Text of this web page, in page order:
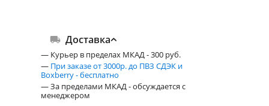
Доставка
— Курьер в пределах МКАД - 300 руб.
— При заказе от 3000р. до ПВЗ СДЭК и
Boxberry - бесплатно
— За пределами МКАД - обсуждается с
менеджером